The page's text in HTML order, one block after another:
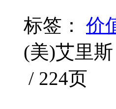
标签： 价
(美)艾里
/ 224页